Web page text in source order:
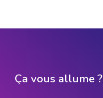
Ça vous allume ?